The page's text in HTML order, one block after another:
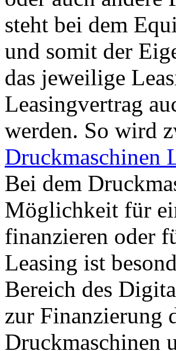
steht bei dem
und somit der
das jeweilige
Leasingvertrag
werden. So wird
Druckmaschinen
Bei dem
Möglichkeit für
finanzieren oder
Leasing ist
Bereich des
zur Finanzierung
Druckmaschinen